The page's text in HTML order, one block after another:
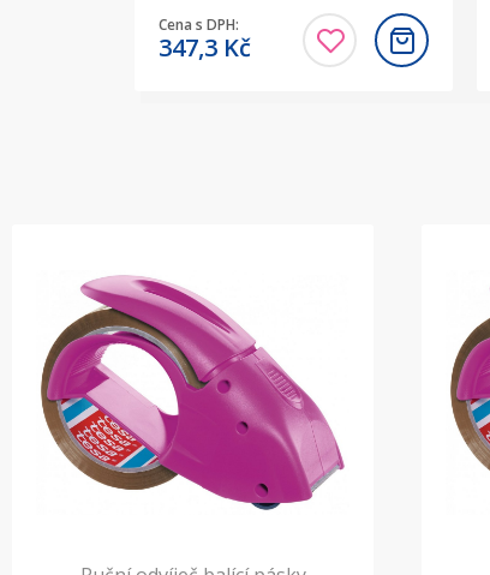
Cena s DPH:
347,3 Kč